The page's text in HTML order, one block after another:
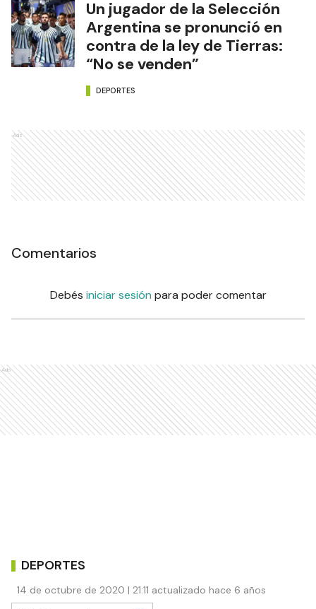
Un jugador de la Selección
Argentina se pronunció en
contra de la ley de Tierras:
“No se venden”
DEPORTES
Ads
Comentarios
Debés iniciar sesión para poder comentar
Ads
DEPORTES
14 de octubre de 2020 | 21:11 actualizado hace 6 años